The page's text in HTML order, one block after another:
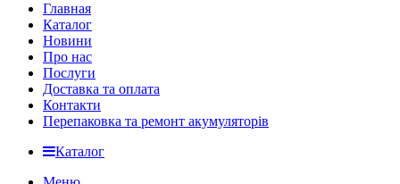
Главная
Каталог
Новини
Про нас
Послуги
Доставка та оплата
Контакти
Перепаковка та ремонт акумуляторів
Каталог